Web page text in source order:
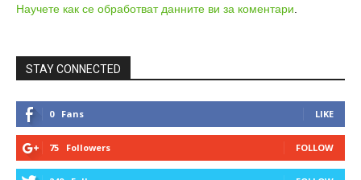
Научете как се обработват данните ви за коментари.
STAY CONNECTED
0 Fans LIKE
75 Followers FOLLOW